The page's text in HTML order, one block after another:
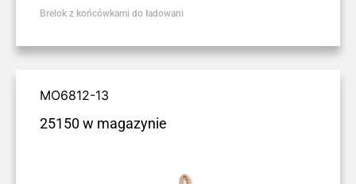
Brelok z końcówkami do ładowani
MO6812-13
25150 w magazynie